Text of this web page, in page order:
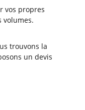
vos propres
volumes.
trouvons la
un devis